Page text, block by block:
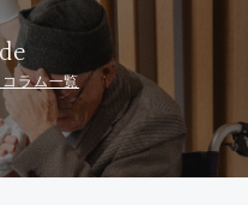
ラム一覧